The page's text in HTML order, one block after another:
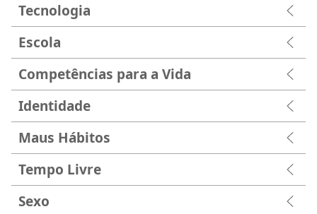
Tecnologia
Escola
Competências para a Vida
Identidade
Maus Hábitos
Tempo Livre
Sexo